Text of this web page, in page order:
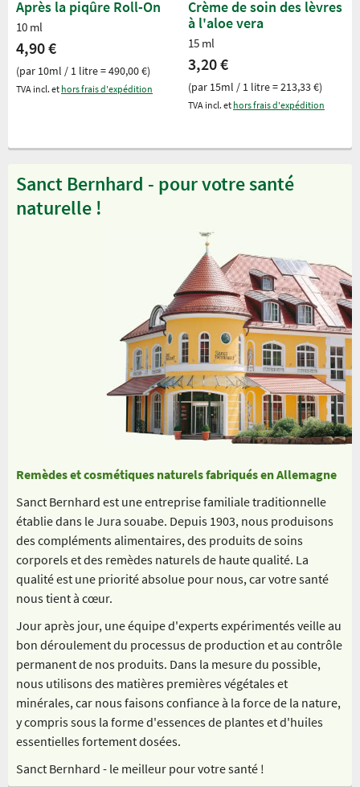
Après la piqûre Roll-On
10 ml
4,90 €
(par 10ml / 1 litre = 490,00 €)
TVA incl. et hors frais d'expédition
Crème de soin des lèvres
à l'aloe vera
15 ml
3,20 €
(par 15ml / 1 litre = 213,33 €)
TVA incl. et hors frais d'expédition
Sanct Bernhard - pour votre santé
naturelle !
Remèdes et cosmétiques naturels fabriqués en Allemagne
Sanct Bernhard est une entreprise familiale traditionnelle
établie dans le Jura souabe. Depuis 1903, nous produisons
des compléments alimentaires, des produits de soins
corporels et des remèdes naturels de haute qualité. La
qualité est une priorité absolue pour nous, car votre santé
nous tient à cœur.
Jour après jour, une équipe d'experts expérimentés veille au
bon déroulement du processus de production et au contrôle
permanent de nos produits. Dans la mesure du possible,
nous utilisons des matières premières végétales et
minérales, car nous faisons confiance à la force de la nature,
y compris sous la forme d'essences de plantes et d'huiles
essentielles fortement dosées.
Sanct Bernhard - le meilleur pour votre santé !